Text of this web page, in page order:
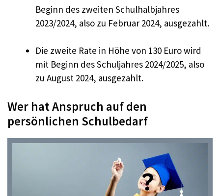
Beginn des zweiten Schulhalbjahres
2023/2024, also zu Februar 2024, ausgezahlt.
Die zweite Rate in Höhe von 130 Euro wird
mit Beginn des Schuljahres 2024/2025, also
zu August 2024, ausgezahlt.
Wer hat Anspruch auf den
persönlichen Schulbedarf